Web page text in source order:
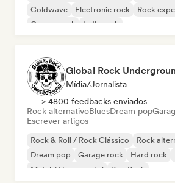
Coldwave
Electronic rock
Rock
Garage rock
Indie rock
Global Rock
Mídia/Jornalista
> 4800 feedbacks enviados
Rock alternativoBluesDream pop
Escrever artigos
Rock & Roll / Rock Clássico
Rock
Dream pop
Garage rock Hard rock
Metal / Heavy metal
Pop Punk